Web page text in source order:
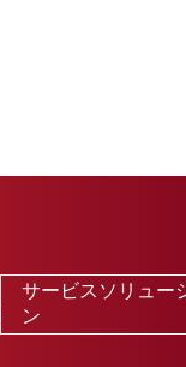
サービスソリュー
ン